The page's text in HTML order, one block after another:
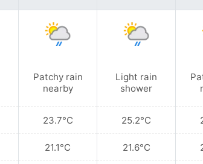
Patchy rain
nearby
23.7°C
21.1°C
Light rain
shower
25.2°C
21.6°C